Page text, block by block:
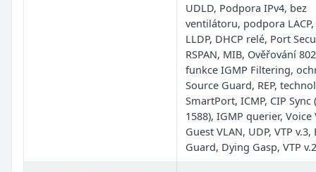
UDLD, Podpora IPv4, bez
ventilátoru, podpora
LLDP, DHCP relé, Port
RSPAN, MIB, Ověřování
funkce IGMP Filtering,
Source Guard, REP,
SmartPort, ICMP, CIP Sync
1588), IGMP querier, Voice
Guest VLAN, UDP, VTP v.3,
Guard, Dying Gasp, VTP v.2